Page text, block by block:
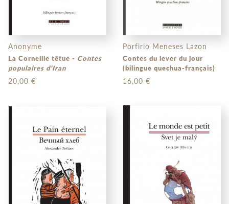
Anonyme
La Corneille têtue - Contes
populaires d’Iran
20,00 €
Porfirio Meneses Lazon
Contes du lever du jour
(bilingue quechua-français)
16,00 €